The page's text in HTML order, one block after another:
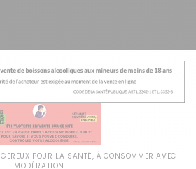
POUR LA SANTÉ, À CONSOMMER AVEC
MODÉRATION